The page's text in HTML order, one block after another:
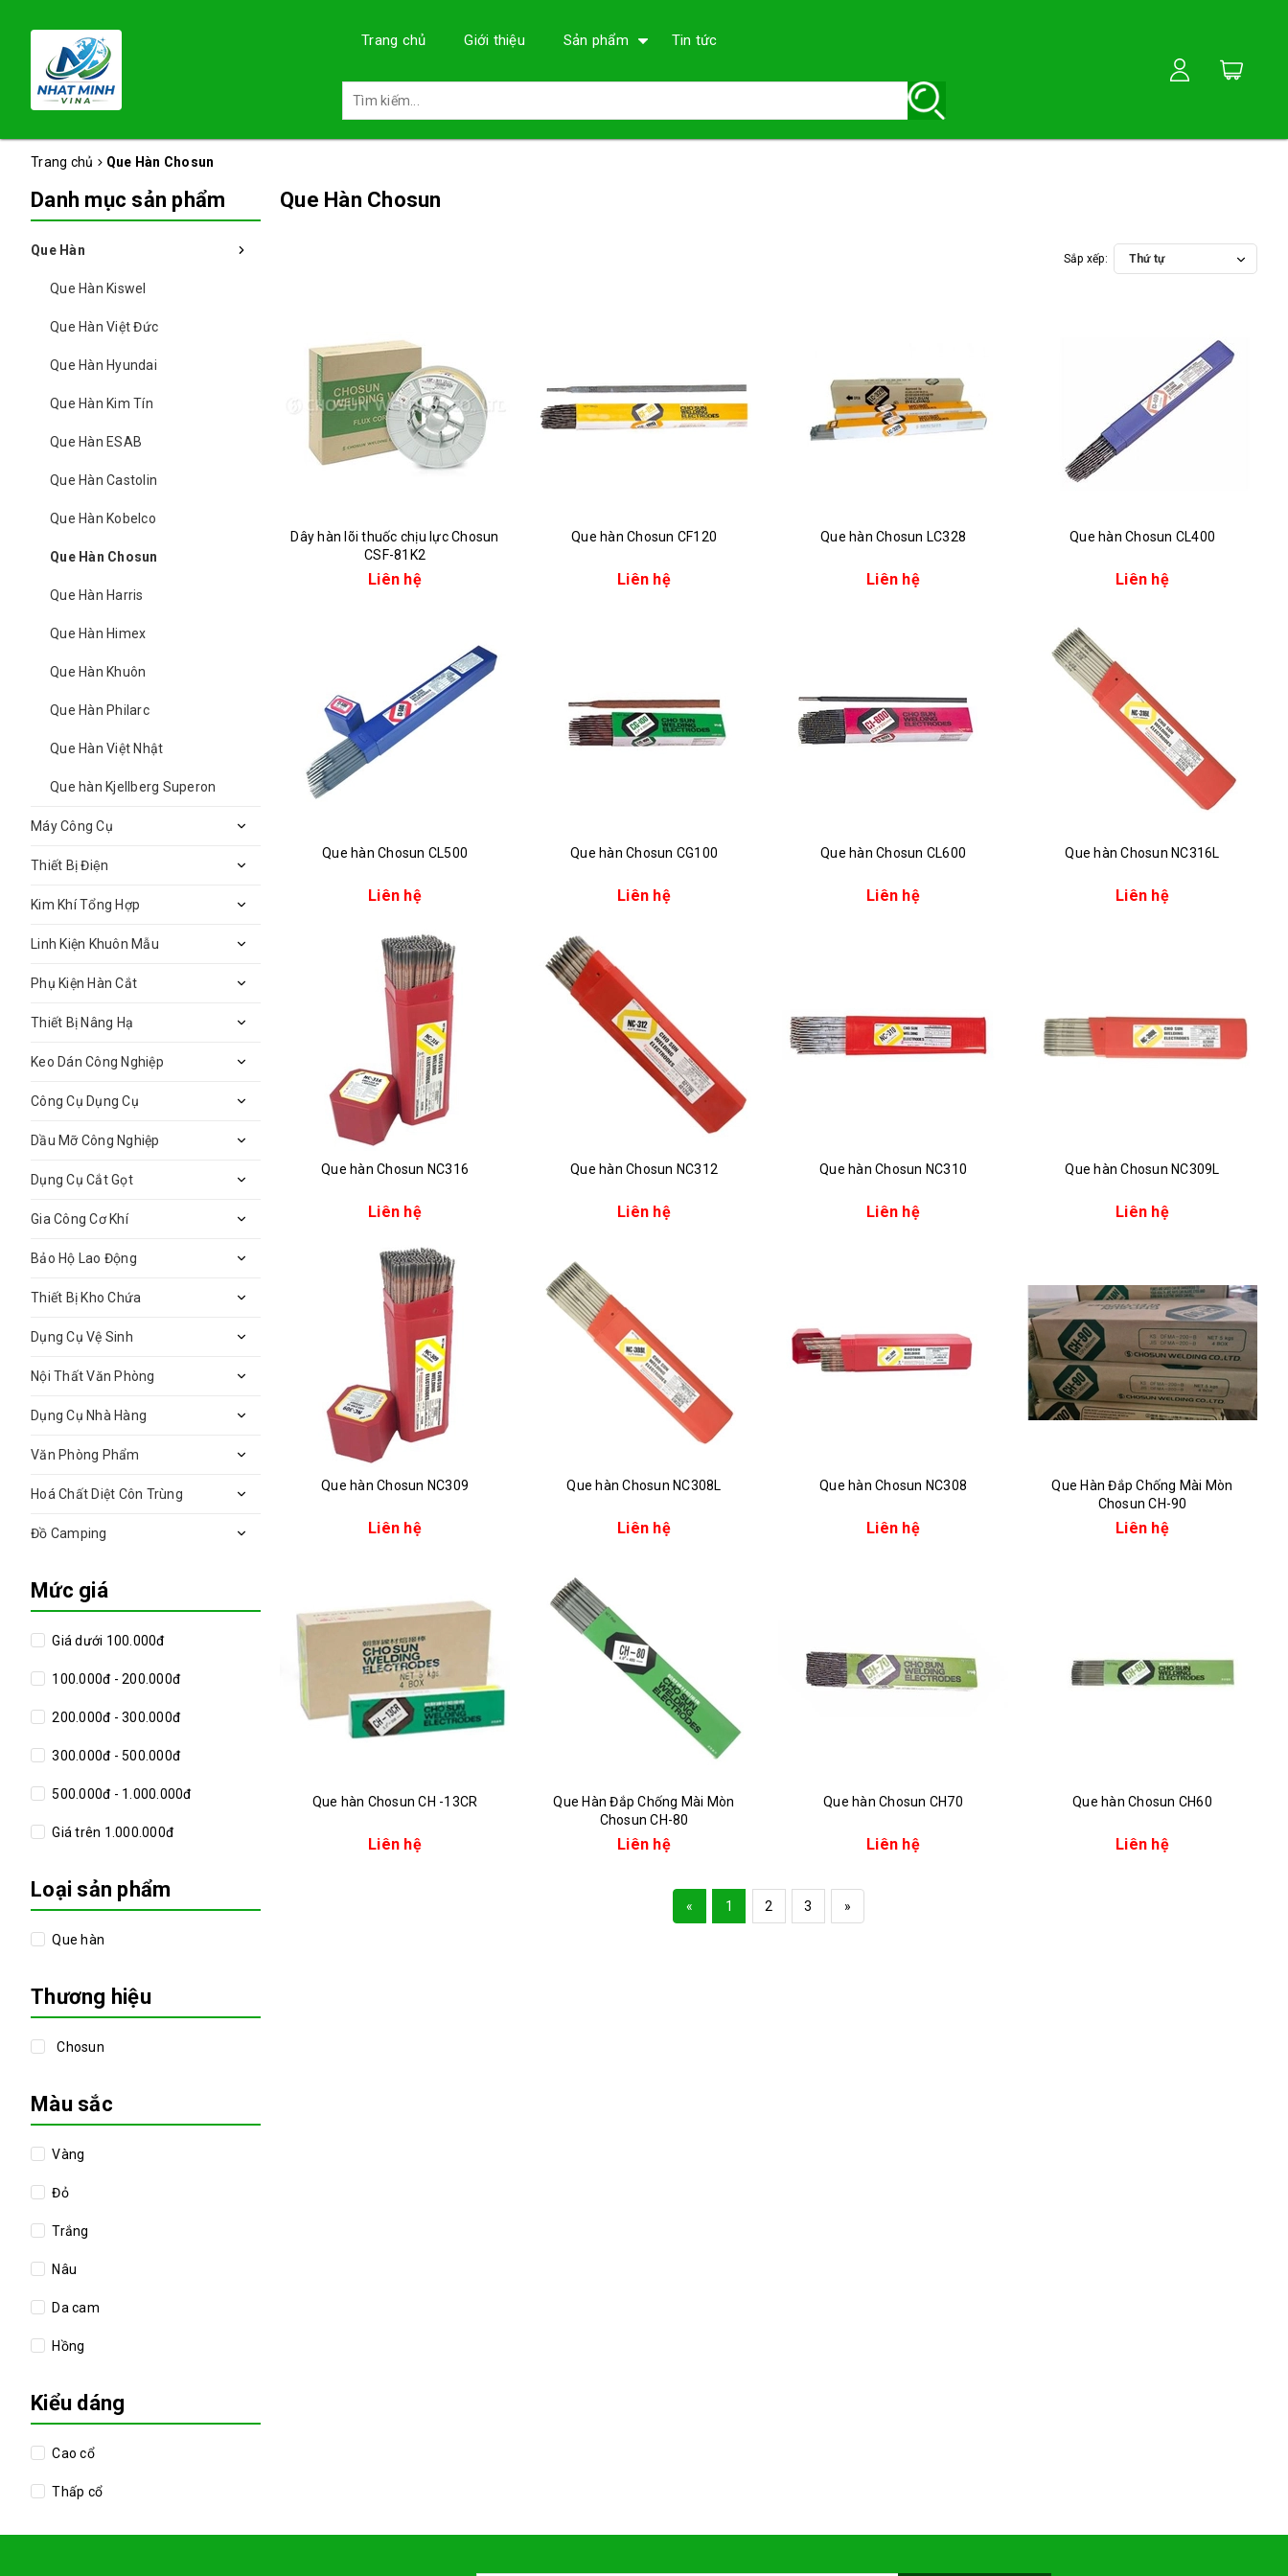
Trang chủ Giới thiệu Sản phẩm Tin tức
Trang chủ Que Hàn Chosun
Que Hàn Chosun
Sắp xếp: Thứ tự
Dây hàn lõi thuốc chịu lực Chosun
CSF-81K2
Liên hệ
Que hàn Chosun CF120
Liên hệ
Que hàn Chosun LC328
Liên hệ
Que hàn Chosun CL400
Liên hệ
Que hàn Chosun CL500
Liên hệ
Que hàn Chosun CG100
Liên hệ
Que hàn Chosun CL600
Liên hệ
Que hàn Chosun NC316L
Liên hệ
Que hàn Chosun NC316
Liên hệ
Que hàn Chosun NC312
Liên hệ
Que hàn Chosun NC310
Liên hệ
Que hàn Chosun NC309L
Liên hệ
Que hàn Chosun NC309
Liên hệ
Que hàn Chosun NC308L
Liên hệ
Que hàn Chosun NC308
Liên hệ
Que Hàn Đắp Chống Mài Mòn
Chosun CH-90
Liên hệ
Que hàn Chosun CH -13CR
Liên hệ
Que Hàn Đắp Chống Mài Mòn
Chosun CH-80
Liên hệ
Que hàn Chosun CH70
Liên hệ
Que hàn Chosun CH60
Liên hệ
« 1 2 3 »
Danh mục sản phẩm
Que Hàn
Que Hàn Kiswel
Que Hàn Việt Đức
Que Hàn Hyundai
Que Hàn Kim Tín
Que Hàn ESAB
Que Hàn Castolin
Que Hàn Kobelco
Que Hàn Chosun
Que Hàn Harris
Que Hàn Himex
Que Hàn Khuôn
Que Hàn Philarc
Que Hàn Việt Nhật
Que hàn Kjellberg Superon
Máy Công Cụ
Thiết Bị Điện
Kim Khí Tổng Hợp
Linh Kiện Khuôn Mẫu
Phụ Kiện Hàn Cắt
Thiết Bị Nâng Hạ
Keo Dán Công Nghiệp
Công Cụ Dụng Cụ
Dầu Mỡ Công Nghiệp
Dụng Cụ Cắt Gọt
Gia Công Cơ Khí
Bảo Hộ Lao Động
Thiết Bị Kho Chứa
Dụng Cụ Vệ Sinh
Nội Thất Văn Phòng
Dụng Cụ Nhà Hàng
Văn Phòng Phẩm
Hoá Chất Diệt Côn Trùng
Đồ Camping
Mức giá
Giá dưới 100.000đ
100.000đ - 200.000đ
200.000đ - 300.000đ
300.000đ - 500.000đ
500.000đ - 1.000.000đ
Giá trên 1.000.000đ
Loại sản phẩm
Que hàn
Thương hiệu
Chosun
Màu sắc
Vàng
Đỏ
Trắng
Nâu
Da cam
Hồng
Kiểu dáng
Cao cổ
Thấp cổ